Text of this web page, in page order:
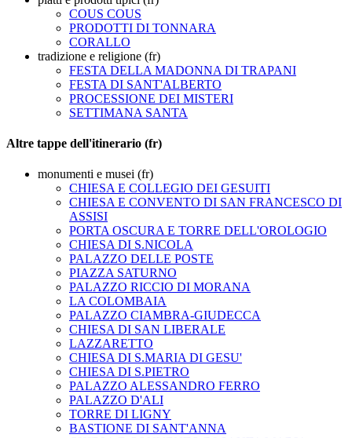
COUS COUS
PRODOTTI DI TONNARA
CORALLO
tradizione e religione (fr)
FESTA DELLA MADONNA DI TRAPANI
FESTA DI SANT'ALBERTO
PROCESSIONE DEI MISTERI
SETTIMANA SANTA
Altre tappe dell'itinerario (fr)
monumenti e musei (fr)
CHIESA E COLLEGIO DEI GESUITI
CHIESA E CONVENTO DI SAN FRANCESCO DI
ASSISI
PORTA OSCURA E TORRE DELL'OROLOGIO
CHIESA DI S.NICOLA
PALAZZO DELLE POSTE
PIAZZA SATURNO
PALAZZO RICCIO DI MORANA
LA COLOMBAIA
PALAZZO CIAMBRA-GIUDECCA
CHIESA DI SAN LIBERALE
LAZZARETTO
CHIESA DI S.MARIA DI GESU'
CHIESA DI S.PIETRO
PALAZZO ALESSANDRO FERRO
PALAZZO D'ALI
TORRE DI LIGNY
BASTIONE DI SANT'ANNA